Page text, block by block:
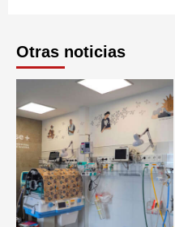
Otras noticias